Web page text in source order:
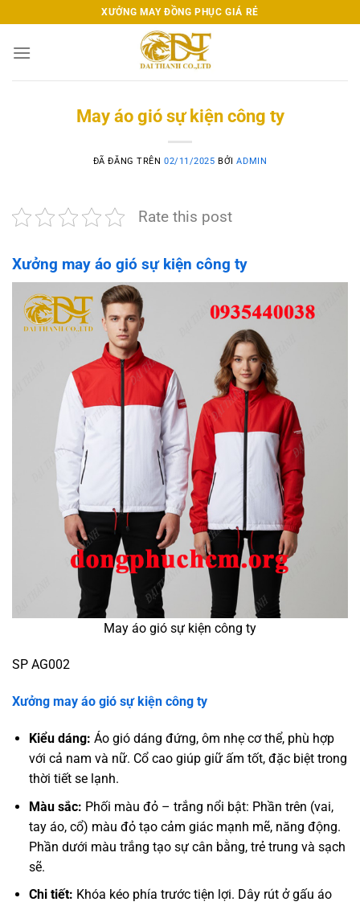
đến
nội
XƯỞNG MAY ĐỒNG PHỤC GIÁ RẺ
May áo gió sự kiện công ty
ĐÃ ĐĂNG TRÊN02/11/2025 BỞIADMIN
Rate this post
Xưởng may áo gió sự kiện công ty
May áo gió sự kiện công ty
SP AG002
Xưởng may áo gió sự kiện công ty
Kiểu dáng: Áo gió dáng đứng, ôm nhẹ cơ thể, phù hợp
với cả nam và nữ. Cổ cao giúp giữ ấm tốt, đặc biệt trong
thời tiết se lạnh.
Màu sắc: Phối màu đỏ – trắng nổi bật: Phần trên (vai,
tay áo, cổ) màu đỏ tạo cảm giác mạnh mẽ, năng động.
Phần dưới màu trắng tạo sự cân bằng, trẻ trung và sạch
sẽ.
Chi tiết: Khóa kéo phía trước tiện lợi. Dây rút ở gấu áo